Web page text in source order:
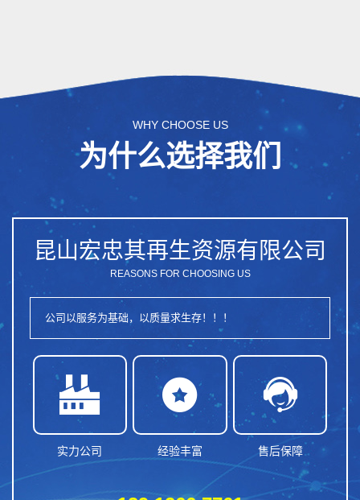
WHY CHOOSE US
为什么选择我们
昆山宏忠其再生资源有限公司
REASONS FOR CHOOSING US
公司以服务为基础，以质量求生存！！！

实力公司

经验丰富

售后保障